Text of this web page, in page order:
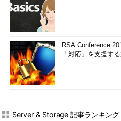
RSA Conference
「対応」を支援す
Server & Storage 記事ランキング